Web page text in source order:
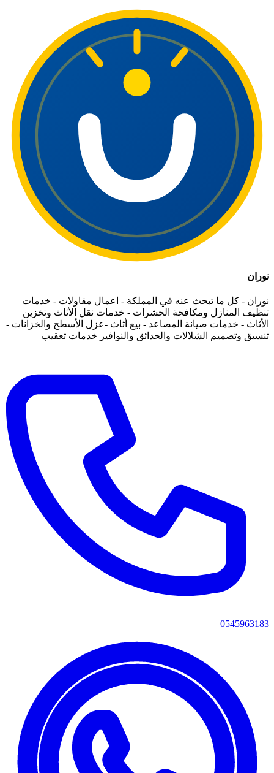
نوران
نوران - كل ما تبحث عنه في المملكة - اعمال مقاولات - خدمات
تنظيف المنازل ومكافحة الحشرات - خدمات نقل الأثاث وتخزين
الأثاث - خدمات صيانة المصاعد - بيع أثاث -عزل الأسطح والخزانات -
تنسيق وتصميم الشلالات والحدائق والنوافير خدمات تعقيب
0545963183